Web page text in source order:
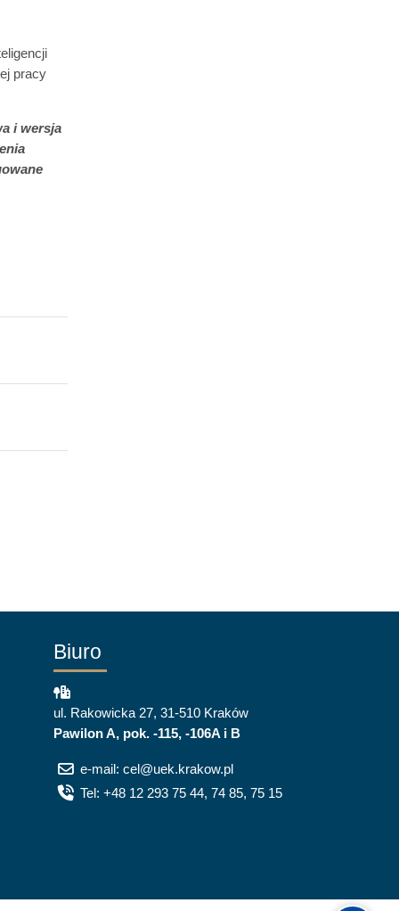
pracy
i wersja
Biuro
ul. Rakowicka 27, 31-510 Kraków
Pawilon A, pok. -115, -106A i B
e-mail: cel@uek.krakow.pl
Tel: +48 12 293 75 44, 74 85, 75 15